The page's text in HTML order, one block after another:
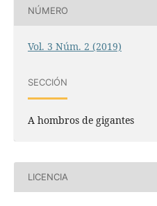
NÚMERO
Vol. 3 Núm. 2 (2019)
SECCIÓN
A hombros de gigantes
LICENCIA